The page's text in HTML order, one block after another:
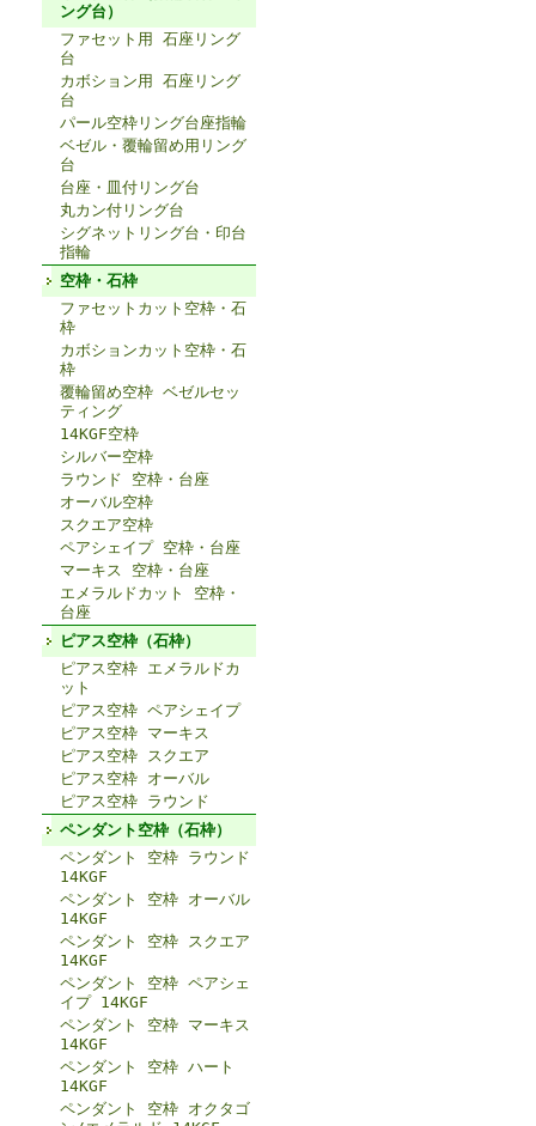
ング台）
ファセット用 石座リング
台
カボション用 石座リング
台
パール空枠リング台座指輪
ベゼル・覆輪留め用リング
台
台座・皿付リング台
丸カン付リング台
シグネットリング台・印台
指輪
空枠・石枠
ファセットカット空枠・石
枠
カボションカット空枠・石
枠
覆輪留め空枠 ベゼルセッ
ティング
14KGF空枠
シルバー空枠
ラウンド 空枠・台座
オーバル空枠
スクエア空枠
ペアシェイプ 空枠・台座
マーキス 空枠・台座
エメラルドカット 空枠・
台座
ピアス空枠（石枠）
ピアス空枠 エメラルドカ
ット
ピアス空枠 ペアシェイプ
ピアス空枠 マーキス
ピアス空枠 スクエア
ピアス空枠 オーバル
ピアス空枠 ラウンド
ペンダント空枠（石枠）
ペンダント 空枠 ラウンド
14KGF
ペンダント 空枠 オーバル
14KGF
ペンダント 空枠 スクエア
14KGF
ペンダント 空枠 ペアシェ
イプ 14KGF
ペンダント 空枠 マーキス
14KGF
ペンダント 空枠 ハート
14KGF
ペンダント 空枠 オクタゴ